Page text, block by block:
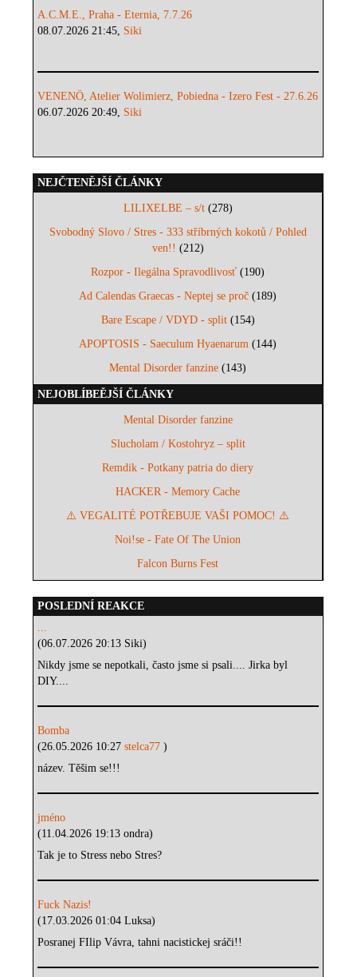
A.C.M.E., Praha - Eternia, 7.7.26
08.07.2026 21:45, Siki
VENENÖ, Atelier Wolimierz, Pobiedna - Izero Fest - 27.6.26
06.07.2026 20:49, Siki
NEJČTENĚJŠÍ ČLÁNKY
LILIXELBE – s/t(278)
Svobodný Slovo / Stres - 333 stříbrných kokotů / Pohled
ven!! (212)
Rozpor - Ilegálna Spravodlivosť (190)
Ad Calendas Graecas - Neptej se proč (189)
Bare Escape / VDYD - split(154)
APOPTOSIS - Saeculum Hyaenarum (144)
Mental Disorder fanzine (143)
NEJOBLÍBEĚJŠÍ ČLÁNKY
Mental Disorder fanzine
Slucholam / Kostohryz – split
Remdik - Potkany patria do diery
HACKER - Memory Cache
⚠️ VEGALITÉ POTŘEBUJE VAŠI POMOC! ⚠️
Noi!se - Fate Of The Union
Falcon Burns Fest
POSLEDNÍ REAKCE
...
(06.07.2026 20:13 Siki)
Nikdy jsme se nepotkali, často jsme si psali.... Jirka byl
DIY....
Bomba
(26.05.2026 10:27stelca77)
název. Těšim se!!!
jméno
(11.04.2026 19:13 ondra)
Tak je to Stress nebo Stres?
Fuck Nazis!
(17.03.2026 01:04 Luksa)
Posranej FIlip Vávra, tahni nacistickej sráči!!